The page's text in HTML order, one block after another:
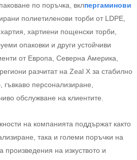
по поръчка, вклпергаминови
полиетиленови торби от LDPE,
хартиени пощенски торби,
опаковки и други устойчиви
от Европа, Северна Америка,
разчитат на Zeal X за стабилно
гъвкаво персонализиране,
обслужване на клиентите.
на компанията поддържат както
така и големи поръчки на
на изкуството и